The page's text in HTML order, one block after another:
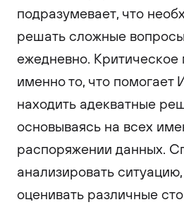
подразумевает, что
решать сложные
ежедневно.
именно то, что помогает
находить адекватные
основываясь на всех
распоряжении данных.
анализировать
оценивать различные